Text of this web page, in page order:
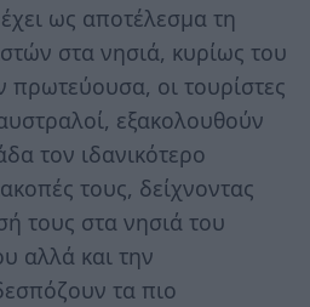
ως αποτέλεσμα τη
στα νησιά, κυρίως του
πρωτεύουσα, οι τουρίστες
εξακολουθούν
τον ιδανικότερο
τους, δείχνοντας
τους στα νησιά του
αλλά και την
τα πιο